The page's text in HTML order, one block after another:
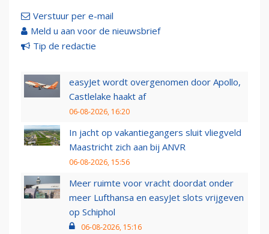
Verstuur per e-mail
Meld u aan voor de nieuwsbrief
Tip de redactie
easyJet wordt overgenomen door Apollo,
Castlelake haakt af
06-08-2026, 16:20
In jacht op vakantiegangers sluit vliegveld
Maastricht zich aan bij ANVR
06-08-2026, 15:56
Meer ruimte voor vracht doordat onder
meer Lufthansa en easyJet slots vrijgeven
op Schiphol
06-08-2026, 15:16